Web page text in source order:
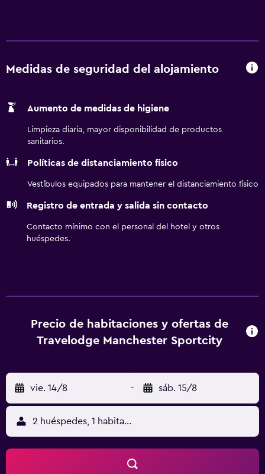
Medidas de seguridad del alojamiento
Aumento de medidas de higiene
Limpieza diaria, mayor disponibilidad de productos
sanitarios.
Políticas de distanciamiento físico
Vestíbulos equipados para mantener el distanciamiento físico
Registro de entrada y salida sin contacto
Contacto mínimo con el personal del hotel y otros
huéspedes.
Precio de habitaciones y ofertas de
Travelodge Manchester Sportcity
vie. 14/8 - sáb. 15/8
2 huéspedes, 1 habitación